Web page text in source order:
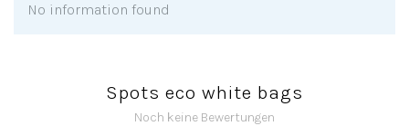
No information found
Spots eco white bags
Noch keine Bewertungen